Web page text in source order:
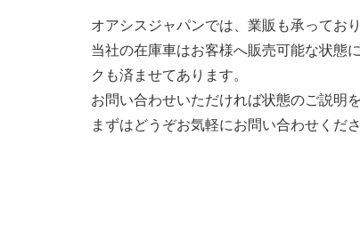
オアシスジャパンでは、業販も承っており
当社の在庫車はお客様へ販売可能な状態
クも済ませてあります。
お問い合わせいただければ状態のご説明を
まずはどうぞお気軽にお問い合わせくださ